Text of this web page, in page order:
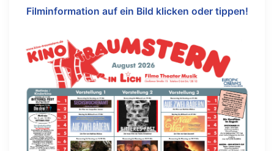
Filminformation auf ein Bild klicken oder tippen!